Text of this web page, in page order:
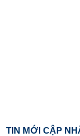
TIN MỚI CẬP